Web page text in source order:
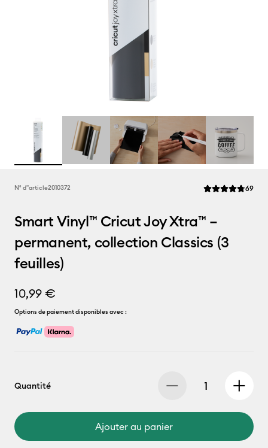
N° d''article2010372 La note 69
Smart Vinyl™ Cricut Joy Xtra™ –
permanent, collection Classics (3
feuilles)
10,99 €
Options de paiement disponibles avec :
Quantité
Ajouter au panier